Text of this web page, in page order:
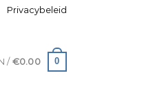
Privacybeleid
/€0.00 0